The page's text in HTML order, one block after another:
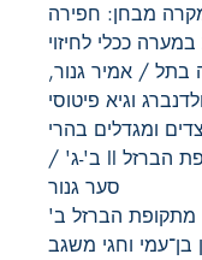
מבחן: חפירה
ככלי לחיזוי
בתל / אמיר גנור,
וגיא פיטוסי
ומגדלים בהרי
ירושלים בתקופת הברזל II ב'-ג' /
סער גנור
מתקופת הברזל ב'
בן־עמי וחגי משגב